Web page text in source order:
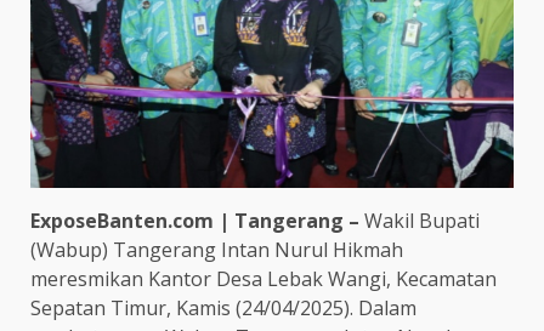
ExposeBanten.com | Tangerang – Wakil Bupati
(Wabup) Tangerang Intan Nurul Hikmah
meresmikan Kantor Desa Lebak Wangi, Kecamatan
Sepatan Timur, Kamis (24/04/2025). Dalam